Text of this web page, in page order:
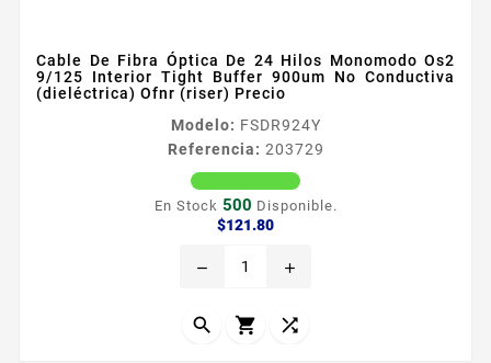
Cable De Fibra Óptica De 24 Hilos Monomodo Os2
9/125 Interior Tight Buffer 900um No Conductiva
(dieléctrica) Ofnr (riser) Precio
Modelo: FSDR924Y
Referencia: 203729
En Stock 500 Disponible.
$121.80Precio
remove add
  